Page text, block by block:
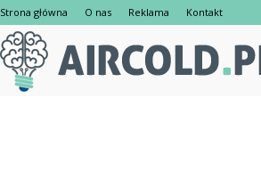
Strona główna O nas Reklama Kontakt